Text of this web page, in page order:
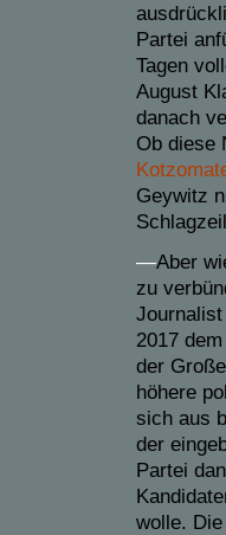
Partei
Tagen
August
danach
Ob diese
Geywitz
—Aber
zu
2017
der
höhere
sich aus
der
Partei
wolle.